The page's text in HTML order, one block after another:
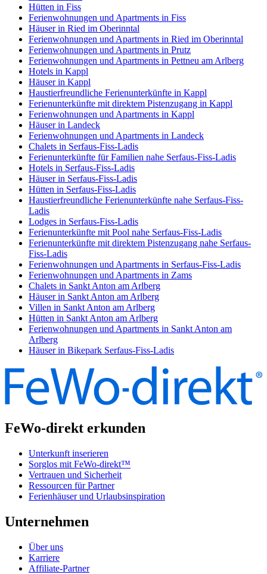
Hütten in Fiss
Ferienwohnungen und Apartments in Fiss
Häuser in Ried im Oberinntal
Ferienwohnungen und Apartments in Ried im Oberinntal
Ferienwohnungen und Apartments in Prutz
Ferienwohnungen und Apartments in Pettneu am Arlberg
Hotels in Kappl
Häuser in Kappl
Haustierfreundliche Ferienunterkünfte in Kappl
Ferienunterkünfte mit direktem Pistenzugang in Kappl
Ferienwohnungen und Apartments in Kappl
Häuser in Landeck
Ferienwohnungen und Apartments in Landeck
Chalets in Serfaus-Fiss-Ladis
Ferienunterkünfte für Familien nahe Serfaus-Fiss-Ladis
Hotels in Serfaus-Fiss-Ladis
Häuser in Serfaus-Fiss-Ladis
Hütten in Serfaus-Fiss-Ladis
Haustierfreundliche Ferienunterkünfte nahe Serfaus-Fiss-
Ladis
Lodges in Serfaus-Fiss-Ladis
Ferienunterkünfte mit Pool nahe Serfaus-Fiss-Ladis
Ferienunterkünfte mit direktem Pistenzugang nahe Serfaus-
Fiss-Ladis
Ferienwohnungen und Apartments in Serfaus-Fiss-Ladis
Ferienwohnungen und Apartments in Zams
Chalets in Sankt Anton am Arlberg
Häuser in Sankt Anton am Arlberg
Villen in Sankt Anton am Arlberg
Hütten in Sankt Anton am Arlberg
Ferienwohnungen und Apartments in Sankt Anton am
Arlberg
Häuser in Bikepark Serfaus-Fiss-Ladis
FeWo-direkt erkunden
Unterkunft inserieren
Sorglos mit FeWo-direkt™
Vertrauen und Sicherheit
Ressourcen für Partner
Ferienhäuser und Urlaubsinspiration
Unternehmen
Über uns
Karriere
Affiliate-Partner